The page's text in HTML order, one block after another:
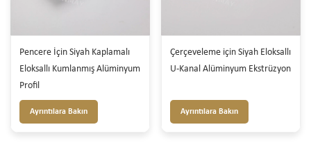
Pencere İçin Siyah Kaplamalı
Eloksallı Kumlanmış Alüminyum
Profil
Ayrıntılara Bakın
Çerçeveleme için Siyah Eloksallı
U-Kanal Alüminyum Ekstrüzyon
Ayrıntılara Bakın